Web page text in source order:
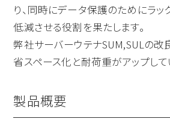
り、同時にデータ保護のためにラ
低減させる役割を果たします。
弊社サーバーウテナSUM,SULの改
省スペース化と耐荷重がアップして
製品概要